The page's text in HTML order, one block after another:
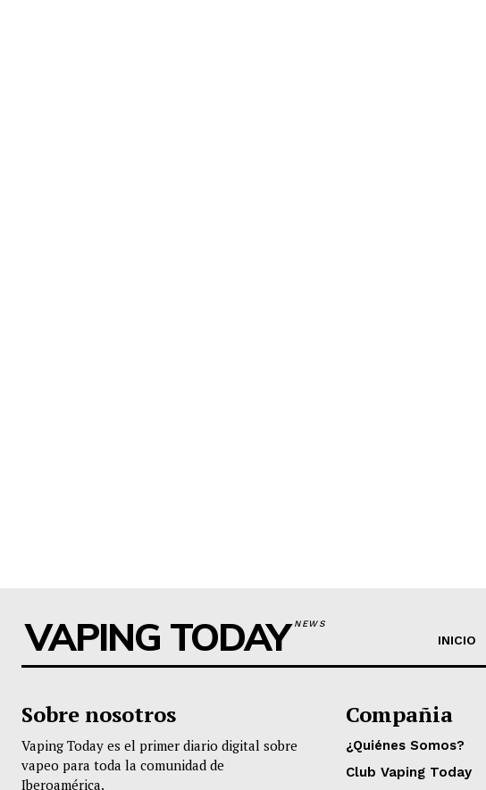
VAPING TODAYNEWS
INICIO
Sobre nosotros
Vaping Today es el primer diario digital sobre
vapeo para toda la comunidad de
Iberoamérica.
Compañia
¿Quiénes Somos?
Club Vaping Today